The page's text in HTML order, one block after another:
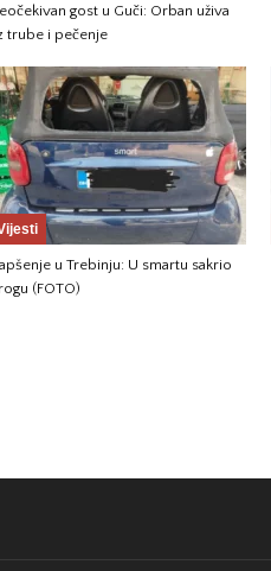
gost u Guči: Orban uživa
trube i pečenje
u Trebinju: U smartu sakrio
(FOTO)